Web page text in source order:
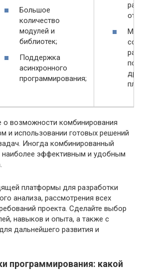
Большое
количество
модулей и
библиотек;
Поддержка
асинхронного
программирования;
по
о возможности комбинирования
и использовании готовых решений
Иногда комбинированный
эффективным и удобным
платформы для разработки
анализа, рассмотрения всех
проекта. Сделайте выбор
навыков и опыта, а также с
дальнейшего развития и
программирования: какой